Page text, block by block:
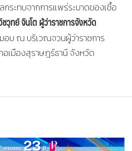
ระทบจากการแพร่ระบาดของเชื้อ
วุทย์ จินโต ผู้ว่าราชการจังหวัด
อบ ณ บริเวณจวนผู้ว่าราชการ
เมืองสุราษฎร์ธานี จังหวัด